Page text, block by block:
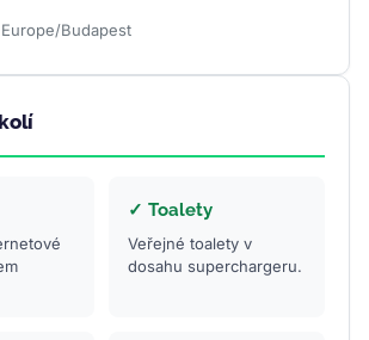
Europe/Budapest
✓ Toalety
Veřejné toalety v
dosahu superchargeru.